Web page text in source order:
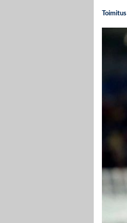
Toimitus